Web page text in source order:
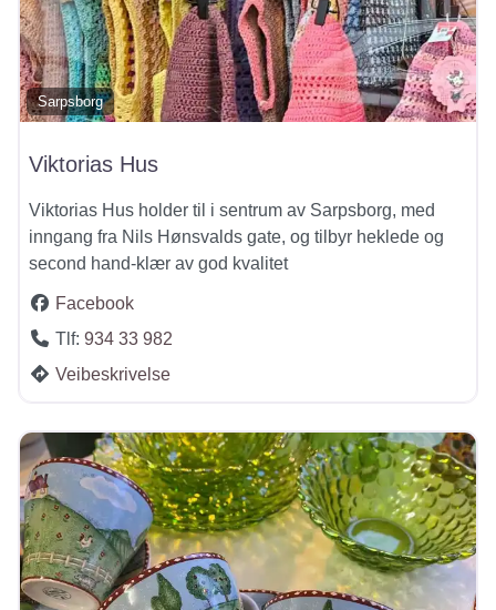
Sarpsborg
Viktorias Hus
Viktorias Hus holder til i sentrum av Sarpsborg, med
inngang fra Nils Hønsvalds gate, og tilbyr heklede og
second hand-klær av god kvalitet
Facebook
Tlf: 934 33 982
Veibeskrivelse